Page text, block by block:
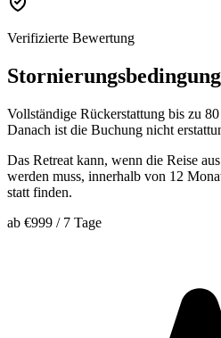
Verifizierte Bewertung
Vollständige Rückerstattung bis zu
Danach ist die Buchung nicht
Das Retreat kann, wenn die Reise
werden muss, innerhalb von 12
statt finden.
ab €999 / 7 Tage